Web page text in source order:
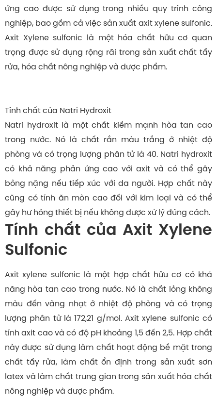
ứng cao được sử dụng trong nhiều quy trình công
nghiệp, bao gồm cả việc sản xuất axit xylene sulfonic.
Axit Xylene sulfonic là một hóa chất hữu cơ quan
trọng được sử dụng rộng rãi trong sản xuất chất tẩy
rửa, hóa chất nông nghiệp và dược phẩm.
Tính chất của Natri Hydroxit
Natri hydroxit là một chất kiềm mạnh hòa tan cao
trong nước. Nó là chất rắn màu trắng ở nhiệt độ
phòng và có trọng lượng phân tử là 40. Natri hydroxit
có khả năng phản ứng cao với axit và có thể gây
bỏng nặng nếu tiếp xúc với da người. Hợp chất này
cũng có tính ăn mòn cao đối với kim loại và có thể
gây hư hỏng thiết bị nếu không được xử lý đúng cách.
Tính chất của Axit Xylene
Sulfonic
Axit xylene sulfonic là một hợp chất hữu cơ có khả
năng hòa tan cao trong nước. Nó là chất lỏng không
màu đến vàng nhạt ở nhiệt độ phòng và có trọng
lượng phân tử là 172,21 g/mol. Axit xylene sulfonic có
tính axit cao và có độ pH khoảng 1,5 đến 2,5. Hợp chất
này được sử dụng làm chất hoạt động bề mặt trong
chất tẩy rửa, làm chất ổn định trong sản xuất sơn
latex và làm chất trung gian trong sản xuất hóa chất
nông nghiệp và dược phẩm.